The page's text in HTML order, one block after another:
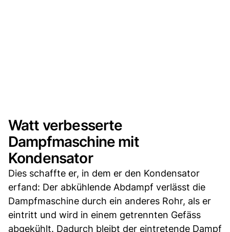
Watt verbesserte
Dampfmaschine mit
Kondensator
Dies schaffte er, in dem er den Kondensator
erfand: Der abkühlende Abdampf verlässt die
Dampfmaschine durch ein anderes Rohr, als er
eintritt und wird in einem getrennten Gefäss
abgekühlt. Dadurch bleibt der eintretende Dampf